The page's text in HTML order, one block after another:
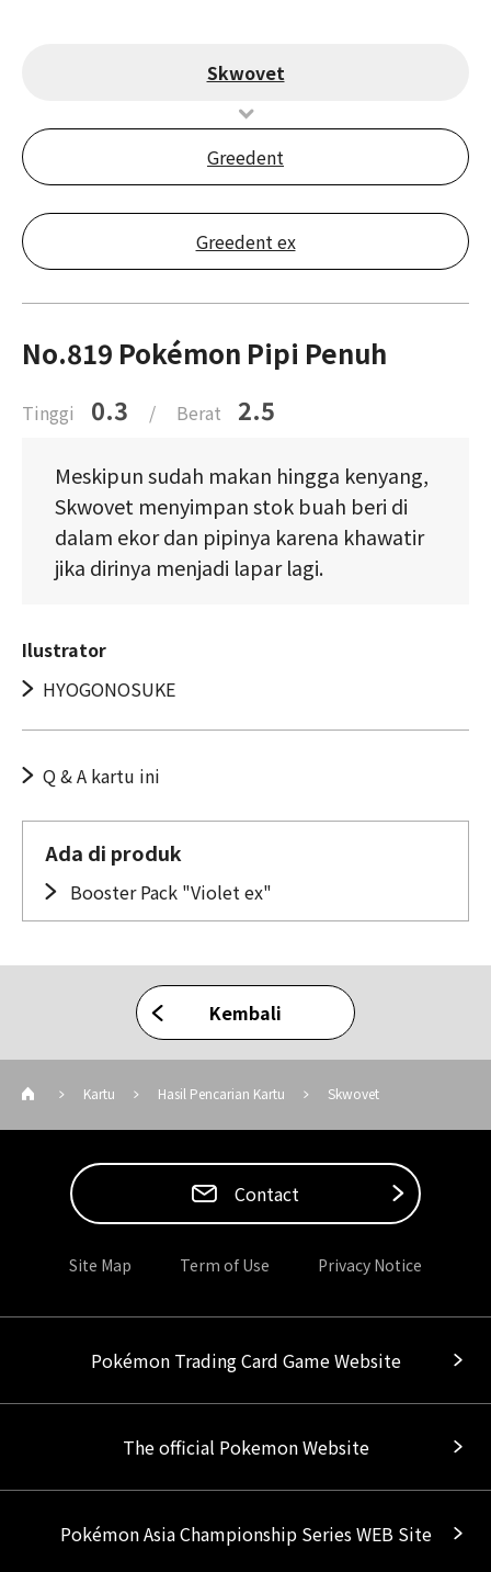
Skwovet
Greedent
Greedent ex
No.819 Pokémon Pipi Penuh
Tinggi 0.3 / Berat 2.5
Meskipun sudah makan hingga kenyang,
Skwovet menyimpan stok buah beri di
dalam ekor dan pipinya karena khawatir
jika dirinya menjadi lapar lagi.
Ilustrator
HYOGONOSUKE
Q & A kartu ini
Ada di produk
Booster Pack "Violet ex"
Kembali
Kartu Hasil Pencarian Kartu Skwovet
Contact
Site Map Term of Use Privacy Notice
Pokémon Trading Card Game Website
The official Pokemon Website
Pokémon Asia Championship Series WEB Site